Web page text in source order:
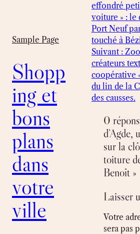
Sample Page
Shopp
ing et
bons
plans
dans
votre
ville
effondré
voiture » : le
Port Neuf
touché à
Suivant :
créateurs
coopérative
du lin de la
des causses.
0
d’Agde,
sur la
toiture
Benoît »
Laisser
Votre
sera pas